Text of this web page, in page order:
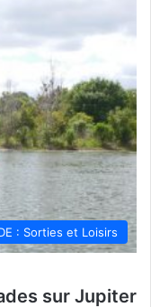
: Sorties et Loisirs
sur Jupiter